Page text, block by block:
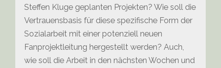
Steffen Kluge geplanten Projekten? Wie soll die
Vertrauensbasis für diese spezifische Form der
Sozialarbeit mit einer potenziell neuen
Fanprojektleitung hergestellt werden? Auch,
wie soll die Arbeit in den nächsten Wochen und